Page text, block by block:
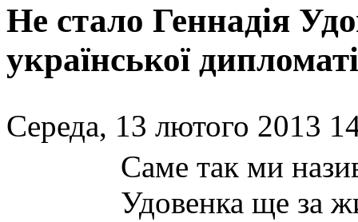
Не стало Геннадія
української
Середа, 13 лютого 2013
Саме так ми
Удовенка ще за